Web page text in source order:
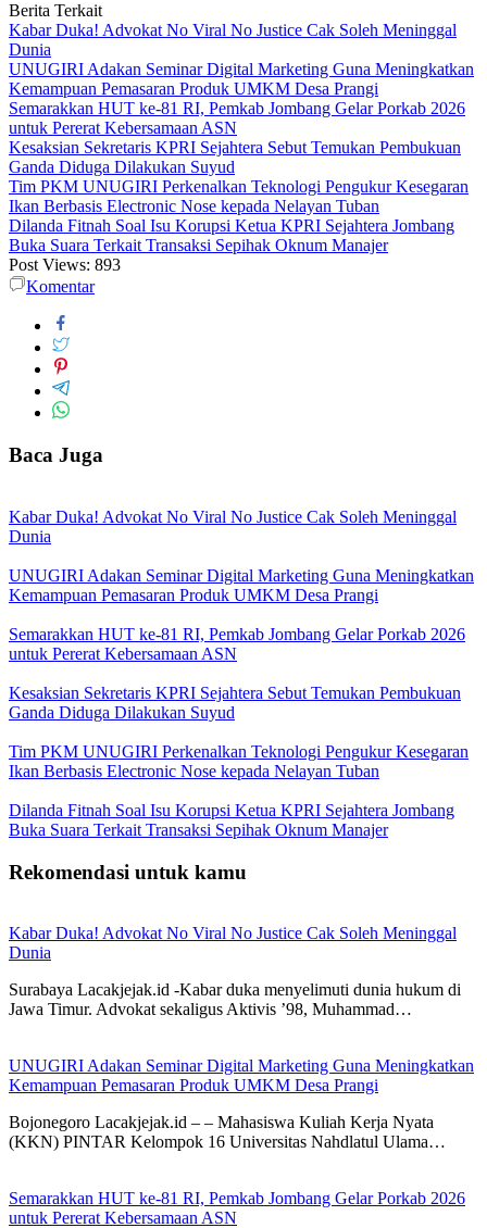
Berita Terkait
Kabar Duka! Advokat No Viral No Justice Cak Soleh Meninggal
Dunia
UNUGIRI Adakan Seminar Digital Marketing Guna Meningkatkan
Kemampuan Pemasaran Produk UMKM Desa Prangi
Semarakkan HUT ke-81 RI, Pemkab Jombang Gelar Porkab 2026
untuk Pererat Kebersamaan ASN
Kesaksian Sekretaris KPRI Sejahtera Sebut Temukan Pembukuan
Ganda Diduga Dilakukan Suyud
Tim PKM UNUGIRI Perkenalkan Teknologi Pengukur Kesegaran
Ikan Berbasis Electronic Nose kepada Nelayan Tuban
Dilanda Fitnah Soal Isu Korupsi Ketua KPRI Sejahtera Jombang
Buka Suara Terkait Transaksi Sepihak Oknum Manajer
Post Views: 893
Komentar
Baca Juga
Kabar Duka! Advokat No Viral No Justice Cak Soleh Meninggal
Dunia
UNUGIRI Adakan Seminar Digital Marketing Guna Meningkatkan
Kemampuan Pemasaran Produk UMKM Desa Prangi
Semarakkan HUT ke-81 RI, Pemkab Jombang Gelar Porkab 2026
untuk Pererat Kebersamaan ASN
Kesaksian Sekretaris KPRI Sejahtera Sebut Temukan Pembukuan
Ganda Diduga Dilakukan Suyud
Tim PKM UNUGIRI Perkenalkan Teknologi Pengukur Kesegaran
Ikan Berbasis Electronic Nose kepada Nelayan Tuban
Dilanda Fitnah Soal Isu Korupsi Ketua KPRI Sejahtera Jombang
Buka Suara Terkait Transaksi Sepihak Oknum Manajer
Rekomendasi untuk kamu
Kabar Duka! Advokat No Viral No Justice Cak Soleh Meninggal
Dunia
Surabaya Lacakjejak.id -Kabar duka menyelimuti dunia hukum di
Jawa Timur. Advokat sekaligus Aktivis ’98, Muhammad…
UNUGIRI Adakan Seminar Digital Marketing Guna Meningkatkan
Kemampuan Pemasaran Produk UMKM Desa Prangi
Bojonegoro Lacakjejak.id – – Mahasiswa Kuliah Kerja Nyata
(KKN) PINTAR Kelompok 16 Universitas Nahdlatul Ulama…
Semarakkan HUT ke-81 RI, Pemkab Jombang Gelar Porkab 2026
untuk Pererat Kebersamaan ASN